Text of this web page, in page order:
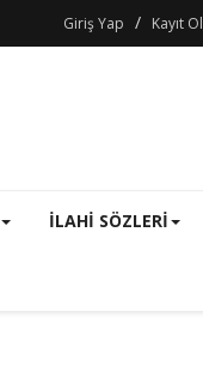
Giriş Yap / Kayıt Ol
ILAHI SÖZLERI